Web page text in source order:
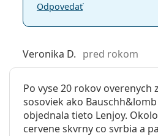
Odpovedať
Veronika D. pred rokom
Po vyse 20 rokov overenych
sosoviek ako
objednala tieto Lenjoy.
cervene skvrny co svrbia a